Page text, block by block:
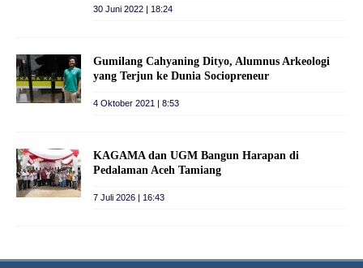
30 Juni 2022 | 18:24
Gumilang Cahyaning Dityo, Alumnus Arkeologi
yang Terjun ke Dunia Sociopreneur
4 Oktober 2021 | 8:53
KAGAMA dan UGM Bangun Harapan di
Pedalaman Aceh Tamiang
7 Juli 2026 | 16:43